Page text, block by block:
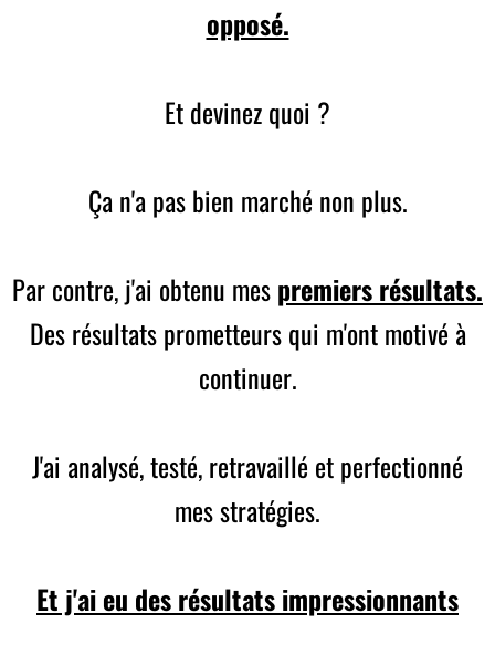
opposé.
Et devinez quoi ?
Ça n'a pas bien marché non plus.
Par contre, j'ai obtenu mespremiers résultats.
Des résultats prometteurs qui m'ont motivé à
continuer.
J'ai analysé, testé, retravaillé et perfectionné
mes stratégies.
Et j'ai eu des résultats impressionnants